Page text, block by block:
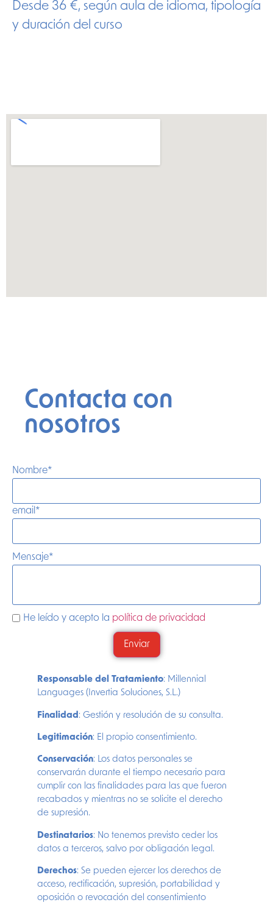
Desde 36 €, según aula de idioma, tipología
y duración del curso
Contacta con
nosotros
Nombre*
email *
Mensaje*
He leído y acepto la política de privacidad
Enviar
Responsable del Tratamiento: Millennial
Languages (Invertia Soluciones, S.L.)
Finalidad : Gestión y resolución de su consulta.
Legitimación: El propio consentimiento.
Conservación: Los datos personales se
conservarán durante el tiempo necesario para
cumplir con las finalidades para las que fueron
recabados y mientras no se solicite el derecho
de supresión.
Destinatarios: No tenemos previsto ceder los
datos a terceros, salvo por obligación legal.
Derechos: Se pueden ejercer los derechos de
acceso, rectificación, supresión, portabilidad y
oposición o revocación del consentimiento